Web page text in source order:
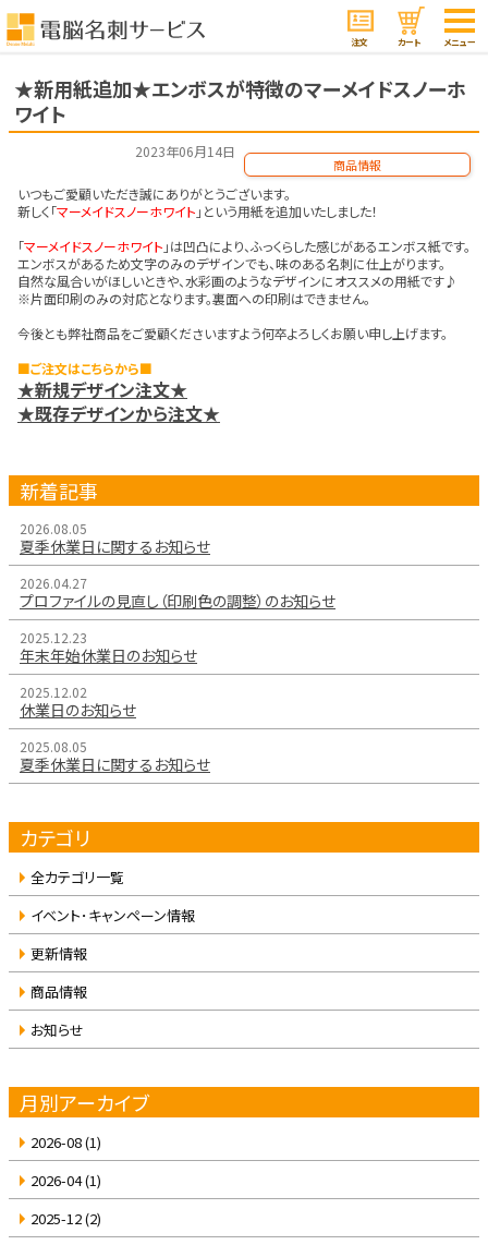
注文 カート メニュー
★新用紙追加★エンボスが特徴のマーメイドスノーホ
ワイト
2023年06月14日
商品情報
いつもご愛顧いただき誠にありがとうございます。
新しく「マーメイドスノーホワイト 」という用紙を追加いたしました！
「マーメイドスノーホワイト 」は凹凸により、ふっくらした感じがあるエンボス紙です。
エンボスがあるため文字のみのデザインでも、味のある名刺に仕上がります。
自然な風合いがほしいときや、水彩画のようなデザインにオススメの用紙です♪
※片面印刷のみの対応となります。裏面への印刷はできません。
今後とも弊社商品をご愛顧くださいますよう何卒よろしくお願い申し上げます。
■ご注文はこちらから■
★新規デザイン注文★
★既存デザインから注文★
新着記事
2026.08.05
夏季休業日に関するお知らせ
2026.04.27
プロファイルの見直し（印刷色の調整）のお知らせ
2025.12.23
年末年始休業日のお知らせ
2025.12.02
休業日のお知らせ
2025.08.05
夏季休業日に関するお知らせ
カテゴリ
全カテゴリ一覧
イベント･キャンペーン情報
更新情報
商品情報
お知らせ
月別アーカイブ
2026-08(1)
2026-04(1)
2025-12(2)